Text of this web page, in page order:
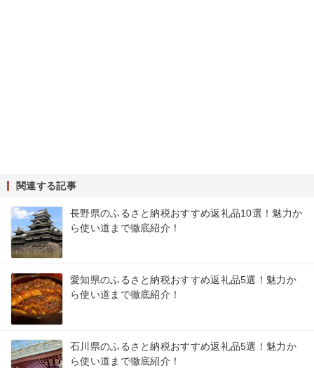
関連する記事
長野県のふるさと納税おすすめ返礼品10選！魅力か
ら使い道まで徹底紹介！
愛知県のふるさと納税おすすめ返礼品5選！魅力か
ら使い道まで徹底紹介！
石川県のふるさと納税おすすめ返礼品5選！魅力か
ら使い道まで徹底紹介！